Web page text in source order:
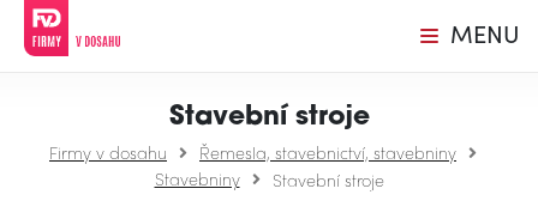
MENU
Stavební stroje
Firmy v dosahu
Řemesla, stavebnictví, stavebniny
Stavebniny
Stavební stroje